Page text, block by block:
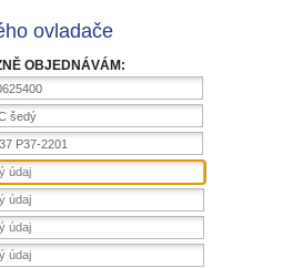
ovladače
OBJEDNÁVÁM:
šedý
P37-2201